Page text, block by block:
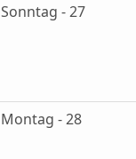
Sonntag - 27
Montag - 28